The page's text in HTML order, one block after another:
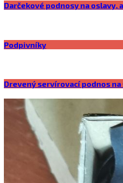
Darčekové podnosy na oslavy,
Podpivníky
Drevený servírovací podnos